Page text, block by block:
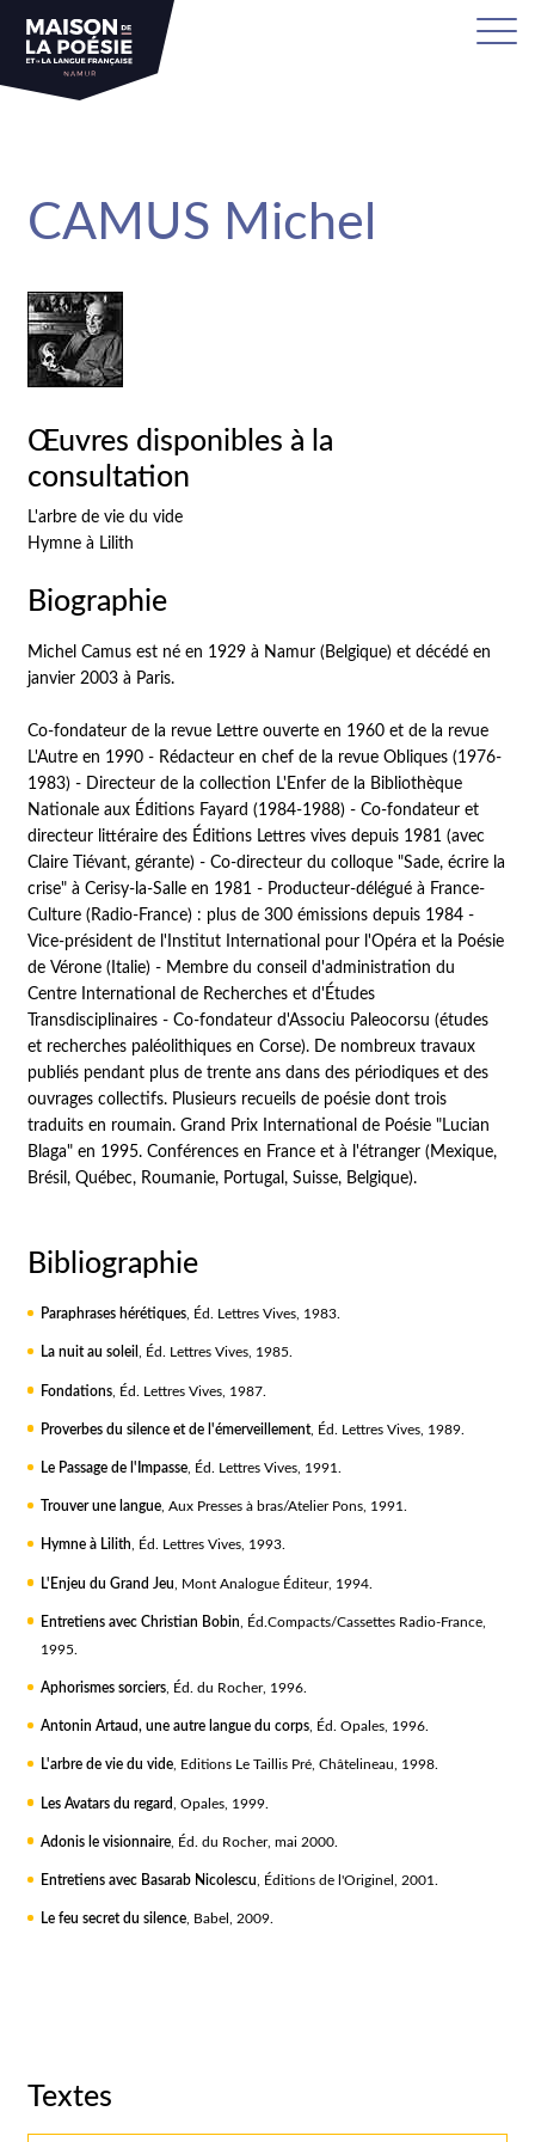
CAMUS Michel
Œuvres disponibles à la
consultation
L'arbre de vie du vide
Hymne à Lilith
Biographie
Michel Camus est né en 1929 à Namur (Belgique) et décédé en
janvier 2003 à Paris.
Co-fondateur de la revue Lettre ouverte en 1960 et de la revue
L'Autre en 1990 - Rédacteur en chef de la revue Obliques (1976-
1983) - Directeur de la collection L'Enfer de la Bibliothèque
Nationale aux Éditions Fayard (1984-1988) - Co-fondateur et
directeur littéraire des Éditions Lettres vives depuis 1981 (avec
Claire Tiévant, gérante) - Co-directeur du colloque "Sade, écrire la
crise" à Cerisy-la-Salle en 1981 - Producteur-délégué à France-
Culture (Radio-France) : plus de 300 émissions depuis 1984 -
Vice-président de l'Institut International pour l'Opéra et la Poésie
de Vérone (Italie) - Membre du conseil d'administration du
Centre International de Recherches et d'Études
Transdisciplinaires - Co-fondateur d'Associu Paleocorsu (études
et recherches paléolithiques en Corse). De nombreux travaux
publiés pendant plus de trente ans dans des périodiques et des
ouvrages collectifs. Plusieurs recueils de poésie dont trois
traduits en roumain. Grand Prix International de Poésie "Lucian
Blaga" en 1995. Conférences en France et à l'étranger (Mexique,
Brésil, Québec, Roumanie, Portugal, Suisse, Belgique).
Bibliographie
Paraphrases hérétiques, Éd. Lettres Vives, 1983.
La nuit au soleil , Éd. Lettres Vives, 1985.
Fondations, Éd. Lettres Vives, 1987.
Proverbes du silence et de l'émerveillement, Éd. Lettres Vives, 1989.
Le Passage de l'Impasse, Éd. Lettres Vives, 1991.
Trouver une langue, Aux Presses à bras/Atelier Pons, 1991.
Hymne à Lilith , Éd. Lettres Vives, 1993.
L'Enjeu du Grand Jeu , Mont Analogue Éditeur, 1994.
Entretiens avec Christian Bobin , Éd.Compacts/Cassettes Radio-France,
1995.
Aphorismes sorciers, Éd. du Rocher, 1996.
Antonin Artaud, une autre langue du corps, Éd. Opales, 1996.
L'arbre de vie du vide, Editions Le Taillis Pré, Châtelineau, 1998.
Les Avatars du regard , Opales, 1999.
Adonis le visionnaire, Éd. du Rocher, mai 2000.
Entretiens avec Basarab Nicolescu , Éditions de l'Originel, 2001.
Le feu secret du silence, Babel, 2009.
Textes